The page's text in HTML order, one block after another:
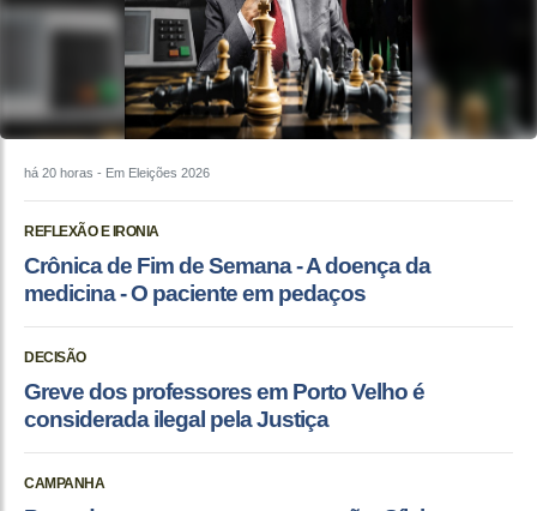
há 20 horas - Em Eleições 2026
REFLEXÃO E IRONIA
Crônica de Fim de Semana - A doença da
medicina - O paciente em pedaços
DECISÃO
Greve dos professores em Porto Velho é
considerada ilegal pela Justiça
CAMPANHA